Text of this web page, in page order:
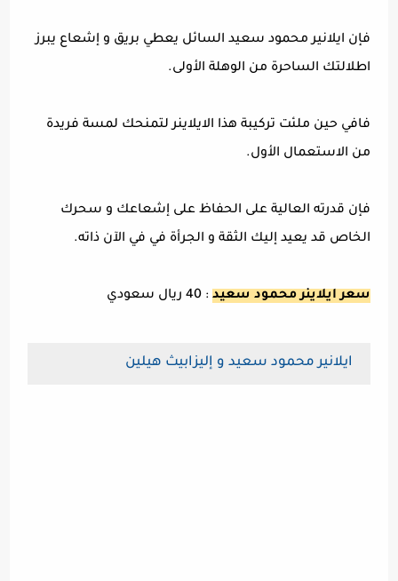
فإن ايلانير محمود سعيد السائل يعطي بريق و إشعاع يبرز
اطلالتك الساحرة من الوهلة الأولى.
فافي حين ملئت تركيبة هذا الايلاينر لتمنحك لمسة فريدة
من الاستعمال الأول.
فإن قدرته العالية على الحفاظ على إشعاعك و سحرك
الخاص قد يعيد إليك الثقة و الجرأة في في الآن ذاته.
سعر ايلاينر محمود سعيد : 40 ريال سعودي
ايلانير محمود سعيد و إليزابيث هيلين